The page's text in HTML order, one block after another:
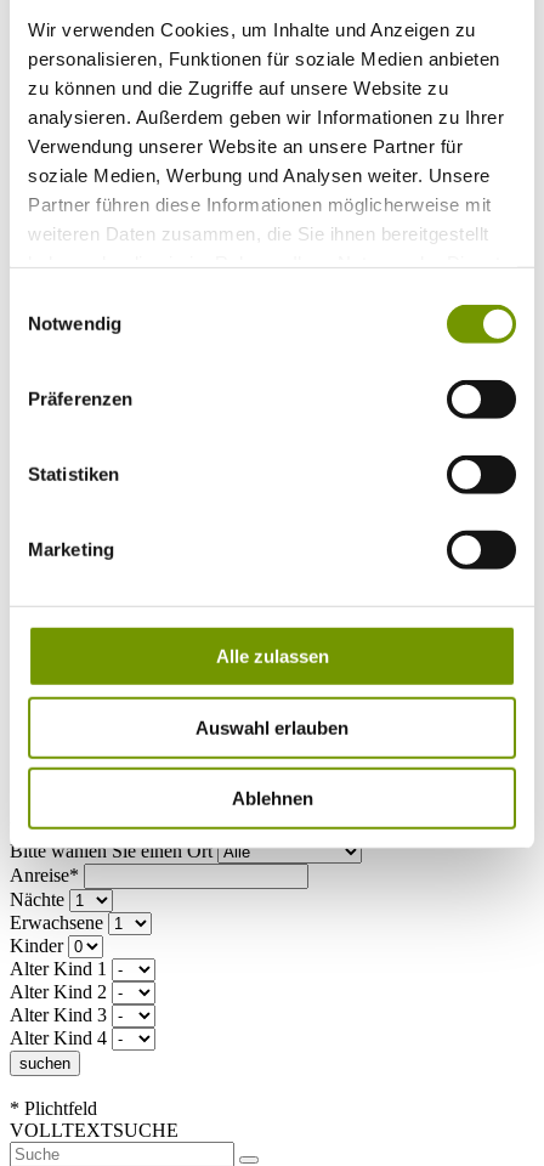
Wir verwenden Cookies, um Inhalte und Anzeigen zu
personalisieren, Funktionen für soziale Medien anbieten
zu können und die Zugriffe auf unsere Website zu
analysieren. Außerdem geben wir Informationen zu Ihrer
Verwendung unserer Website an unsere Partner für
soziale Medien, Werbung und Analysen weiter. Unsere
Partner führen diese Informationen möglicherweise mit
weiteren Daten zusammen, die Sie ihnen bereitgestellt
Notwendig
Präferenzen
Statistiken
Marketing
Alle zulassen
Auswahl erlauben
Ablehnen
Anreise*
Nächte
Erwachsene
Kinder
Alter Kind 1
Alter Kind 2
Alter Kind 3
* Plichtfeld
Ihr Urlaub bei uns
Service+
Wetter & Webcams
Prospektbestellung
Presse
UNTERKÜNFTE
Bitte wählen Sie einen Ort
Anreise*
Nächte
Erwachsene
Kinder
Alter Kind 1
Alter Kind 2
Alter Kind 3
Alter Kind 4
suchen
* Plichtfeld
VOLLTEXTSUCHE